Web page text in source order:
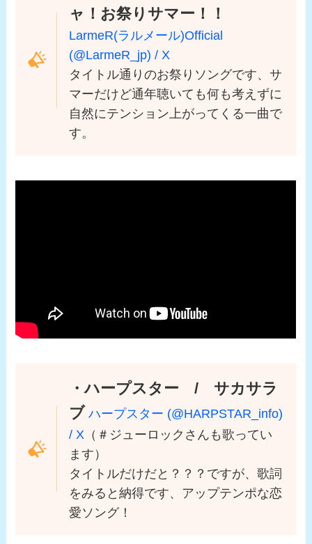
ャ！お祭りサマー！！
LarmeR(ラルメール)Official
(@LarmeR_jp) / X
タイトル通りのお祭りソングです、サ
マーだけど通年聴いても何も考えずに
自然にテンション上がってくる一曲で
す。
・ハープスター / サカサラ
ブ ハープスター (@HARPSTAR_info)
/ X （＃ジューロックさんも歌ってい
ます）
タイトルだけだと？？？ですが、歌詞
をみると納得です、アップテンポな恋
愛ソング！